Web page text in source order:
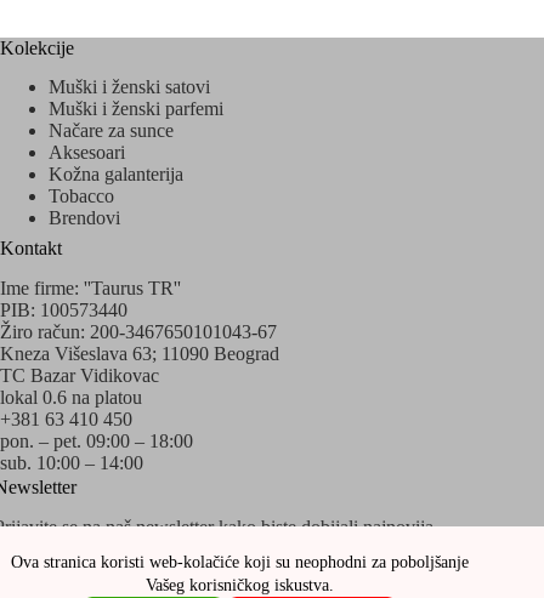
Ova stranica koristi web-kolačiće koji su neophodni za poboljšanje
Vašeg korisničkog iskustva.
Kolekcije
Muški i ženski satovi
Muški i ženski parfemi
Načare za sunce
Aksesoari
Kožna galanterija
Tobacco
Brendovi
Kontakt
Ime firme: ''Taurus TR''
PIB: 100573440
Žiro račun: 200-3467650101043-67
Kneza Višeslava 63; 11090 Beograd
TC Bazar Vidikovac
lokal 0.6 na platou
+381 63 410 450
pon. – pet. 09:00 – 18:00
sub. 10:00 – 14:00
se na naš newsletter kako biste dobijali najnovija